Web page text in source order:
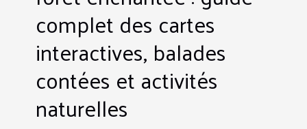
complet des cartes
interactives, balades
contées et activités
naturelles